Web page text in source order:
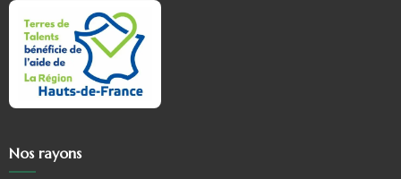
Nos rayons